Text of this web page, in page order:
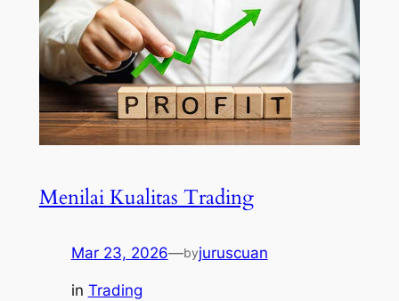
Menilai Kualitas Trading
Mar 23, 2026—byjuruscuan
in Trading